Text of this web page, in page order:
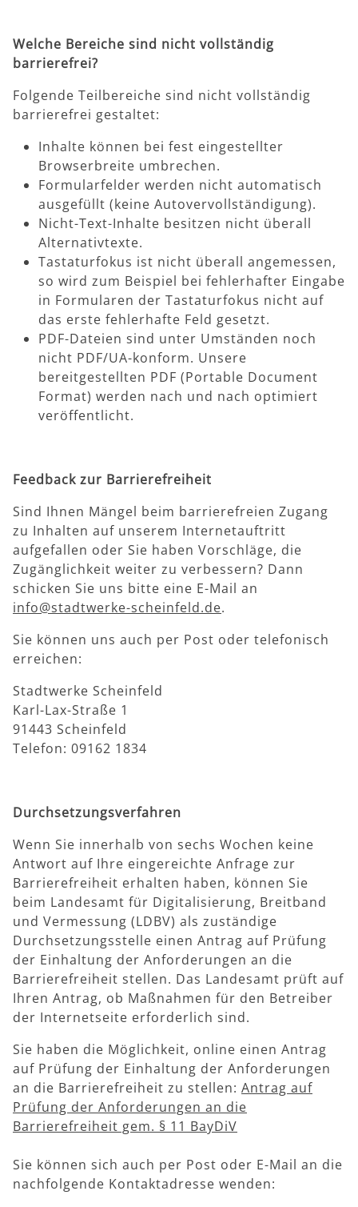
Welche Bereiche sind nicht vollständig
barrierefrei?
Folgende Teilbereiche sind nicht vollständig
barrierefrei gestaltet:
Inhalte können bei fest eingestellter
Browserbreite umbrechen.
Formularfelder werden nicht automatisch
ausgefüllt (keine Autovervollständigung).
Nicht-Text-Inhalte besitzen nicht überall
Alternativtexte.
Tastaturfokus ist nicht überall angemessen,
so wird zum Beispiel bei fehlerhafter Eingabe
in Formularen der Tastaturfokus nicht auf
das erste fehlerhafte Feld gesetzt.
PDF-Dateien sind unter Umständen noch
nicht PDF/UA-konform. Unsere
bereitgestellten PDF
werden nach und nach optimiert
veröffentlicht.
Feedback zur Barrierefreiheit
Sind Ihnen Mängel beim barrierefreien Zugang
zu Inhalten auf unserem Internetauftritt
aufgefallen oder Sie haben Vorschläge, die
Zugänglichkeit weiter zu verbessern? Dann
schicken Sie uns bitte eine E-Mail an
info@stadtwerke-scheinfeld.de.
Sie können uns auch per Post oder telefonisch
erreichen:
Stadtwerke Scheinfeld
Karl-Lax-Straße 1
91443 Scheinfeld
Telefon: 09162 1834
Durchsetzungsverfahren
Wenn Sie innerhalb von sechs Wochen keine
Antwort auf Ihre eingereichte Anfrage zur
Barrierefreiheit erhalten haben, können Sie
beim Landesamt für Digitalisierung, Breitband
und Vermessung (LDBV) als zuständige
Durchsetzungsstelle einen Antrag auf Prüfung
der Einhaltung der Anforderungen an die
Barrierefreiheit stellen. Das Landesamt prüft auf
Ihren Antrag, ob Maßnahmen für den Betreiber
der Internetseite erforderlich sind.
Sie haben die Möglichkeit, online einen Antrag
auf Prüfung der Einhaltung der Anforderungen
an die Barrierefreiheit zu stellen: Antrag auf
Prüfung der Anforderungen an die
Barrierefreiheit gem. § 11 BayDiV
Sie können sich auch per Post oder E-Mail an die
nachfolgende Kontaktadresse wenden: